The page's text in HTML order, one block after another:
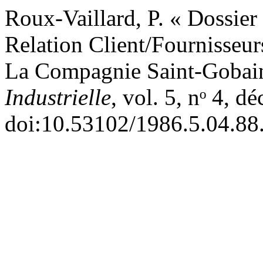
Roux-Vaillard, P. «
Relation Client/
La Compagnie Saint-
Industrielle, vol. 5, nᵒ 4,
doi:10.53102/